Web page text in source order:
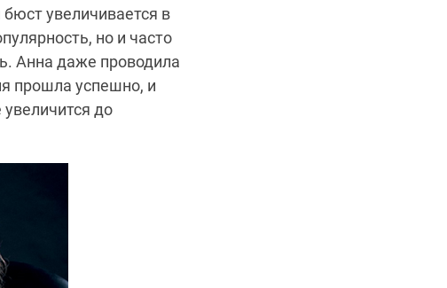
увеличивается в
но и часто
Анна даже проводила
прошла успешно, и
до